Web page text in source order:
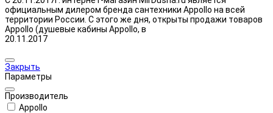
официальным дилером бренда сантехники Appollo на всей
территории России. С этого же дня, открыты продажи товаров
Appollo (душевые кабины Appollo, в
20.11.2017
Закрыть
Параметры
Производитель
Appollo